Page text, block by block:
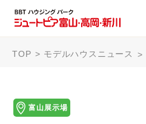
TOP モデルハウスニュース
富山展示場